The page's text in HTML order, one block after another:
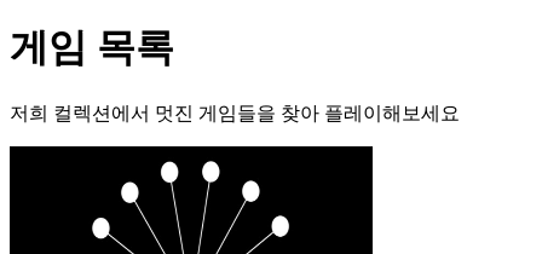
게임 목록
저희 컬렉션에서 멋진 게임들을 찾아 플레이해보세요